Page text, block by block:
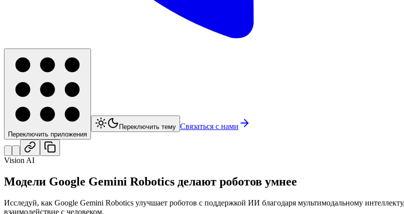
Переключить приложения
Переключить тему Связаться с нами
Vision AI
Модели Google Gemini Robotics делают роботов умнее
Исследуй, как Google Gemini Robotics улучшает роботов с поддержкой ИИ благодаря мультимодальному
взаимодействие с человеком.